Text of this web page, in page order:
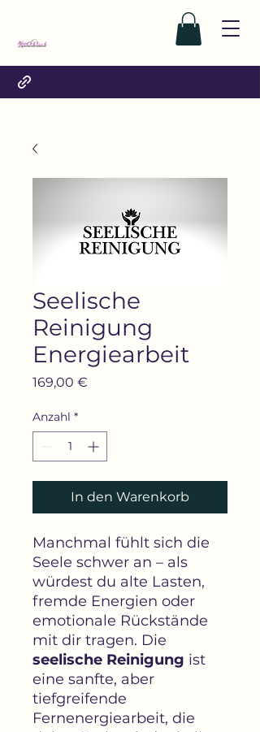
Seelische
Reinigung
Energiearbeit
169,00 €
Anzahl *
In den Warenkorb
Manchmal fühlt sich die
Seele schwer an – als
würdest du alte Lasten,
fremde Energien oder
emotionale Rückstände
mit dir tragen. Die
seelische Reinigung ist
eine sanfte, aber
tiefgreifende
Fernenergiearbeit, die